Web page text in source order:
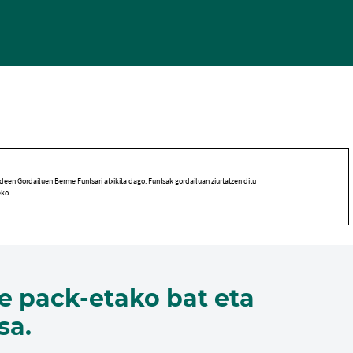
Gordailuen Berme Funtsari atxikita dago. Funtsak gordailuan ziurtatzen ditu
pack-etako bat eta